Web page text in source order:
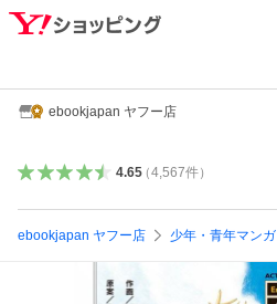
ebookjapan ヤフー店
4.65（4,567件）
ebookjapan ヤフー店 少年・青年マンガ